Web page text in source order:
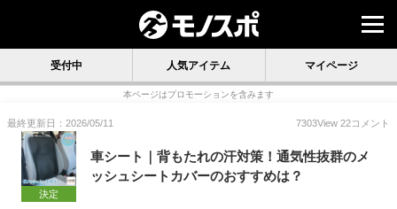
受付中 人気アイテム マイページ
本ページはプロモーションを含みます
最終更新日：2026/05/11 7303View 22コメント
決定
車シート｜背もたれの汗対策！通気性抜群のメ
ッシュシートカバーのおすすめは？